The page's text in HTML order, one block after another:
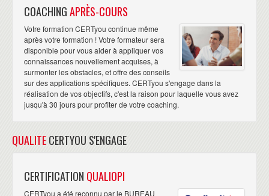
COACHINGAPRÈS-COURS
Votre formation CERTyou continue même
après votre formation ! Votre formateur sera
disponible pour vous aider à appliquer vos
connaissances nouvellement acquises, à
surmonter les obstacles, et offre des conseils
sur des applications spécifiques. CERTyou s'engage dans la
réalisation de vos objectifs, c'est la raison pour laquelle vous avez
jusqu'à 30 jours pour profiter de votre coaching.
QUALITECERTYOU S'ENGAGE
CERTIFICATION QUALIOPI
CERTyou a été reconnu par le BUREAU